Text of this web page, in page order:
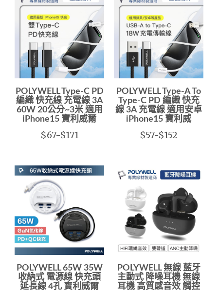
POLYWELL Type-C PD
編織 快充線 充電線 3A
60W 20公分~3米 適用
iPhone15 寶利威爾
$67-$171
POLYWELL Type-A To
Type-C PD 編織 快充
線 3A 充電線 適用安卓
iPhone15 寶利威
$57-$152
POLYWELL 65W 35W
收納式 電源線 快充頭
延長線 4孔 寶利威爾
POLYWELL 無線 藍牙
主動式 降噪耳機 無線
耳機 高質感音效 觸控